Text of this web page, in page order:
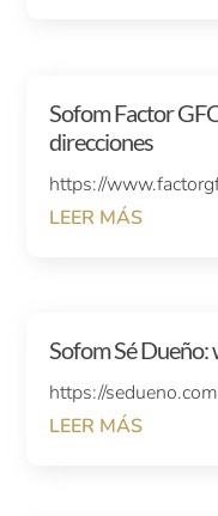
Sofom Factor
direcciones
https://
LEER MÁS
Sofom Sé Dueño:
https://
LEER MÁS